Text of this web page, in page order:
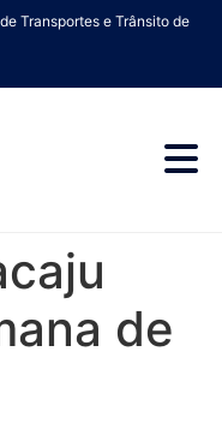
Transportes e Trânsito de
de